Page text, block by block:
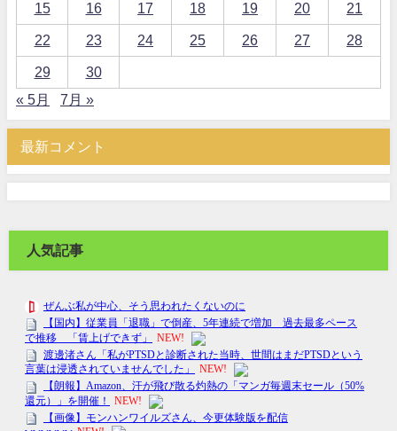
15 16 17 18 19 20 21
22 23 24 25 26 27 28
29
30
« 5月
7月 »
最新コメント
人気記事